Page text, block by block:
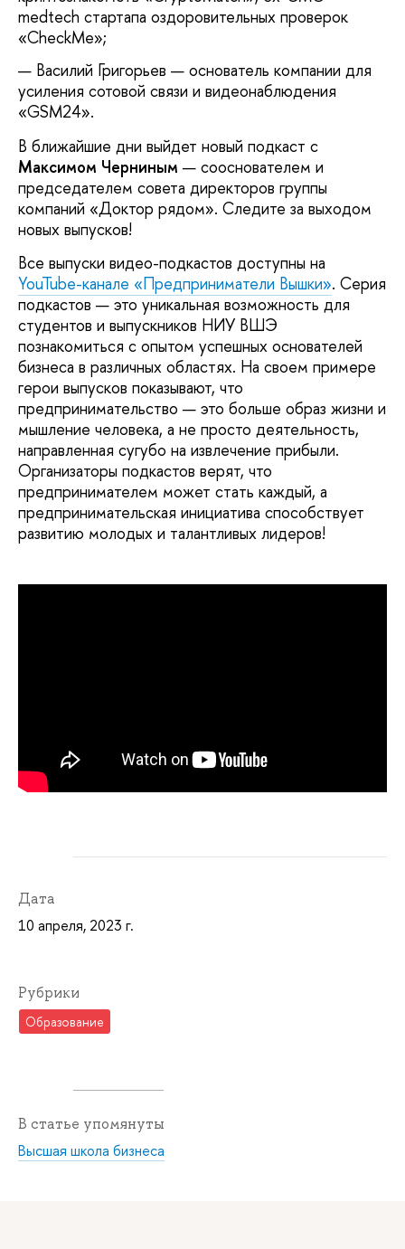
medtech стартапа оздоровительных проверок
«CheckMe»;
Василий Григорьев — основатель компании для
усиления сотовой связи и видеонаблюдения
«GSM24».
В ближайшие дни выйдет новый подкаст с
Максимом Черниным — сооснователем и
председателем совета директоров группы
компаний «Доктор рядом». Следите за выходом
новых выпусков!
Все выпуски видео-подкастов доступны на
YouTube-канале «Предприниматели Вышки». Серия
подкастов — это уникальная возможность для
студентов и выпускников НИУ ВШЭ
познакомиться с опытом успешных основателей
бизнеса в различных областях. На своем примере
герои выпусков показывают, что
предпринимательство — это больше образ жизни и
мышление человека, а не просто деятельность,
направленная сугубо на извлечение прибыли.
Организаторы подкастов верят, что
предпринимателем может стать каждый, а
предпринимательская инициатива способствует
развитию молодых и талантливых лидеров!
Дата
10 апреля, 2023 г.
Рубрики
Образование
В статье упомянуты
Высшая школа бизнеса